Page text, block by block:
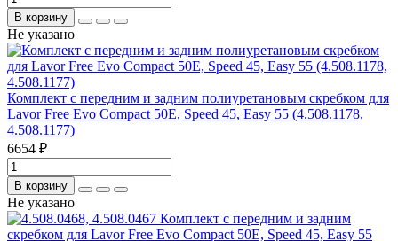
В корзину
Не указано
Комплект с передним и задним полиуретановым скребком для
Lavor Free Evo Compact 50E, Speed 45, Easy 55 (4.508.1178,
4.508.1177)
6654 ₽
В корзину
Не указано